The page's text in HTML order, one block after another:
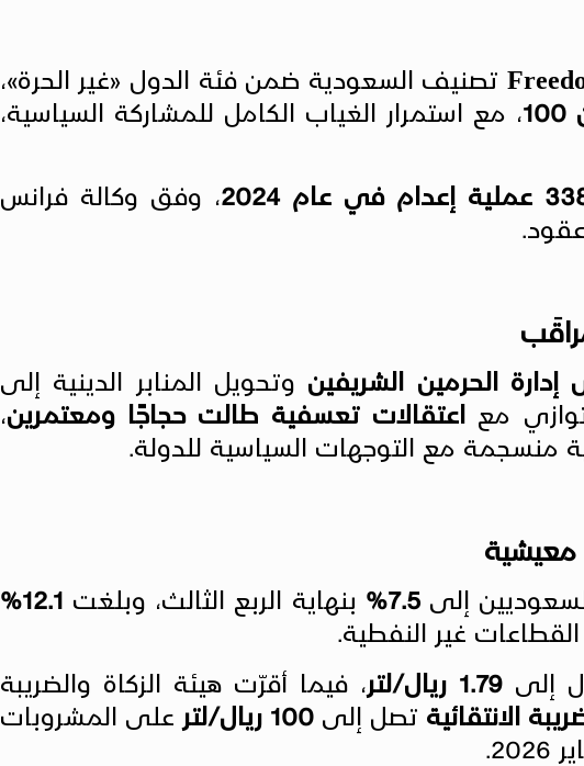
تصنيف السعودية ضمن فئة الدول «غير الحرة»،
، مع استمرار الغياب الكامل للمشاركة السياسية،
إعدام في عام 2024
، وفق وكالة فرانس
الحرمين الشريفين وتحويل المنابر الدينية إلى
مع اعتقالات تعسفية طالت حجاجًا ومعتمرين،
منسجمة مع التوجهات السياسية للدولة.
معيشية
إلى7.5% بنهاية الربع الثالث، وبلغت
12.1%
غير النفطية.
إلى1.79 ريال/لتر
، فيما أقرّت هيئة الزكاة والضريبة
الانتقائية تصل إلى 100 ريال/لتر
على المشروبات